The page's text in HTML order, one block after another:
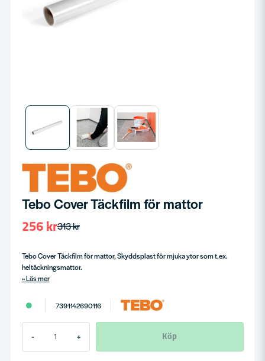
Tebo Cover Täckfilm för mattor
313 kr
256 kr
Tebo Cover Täckfilm för mattor, Skyddsplast för mjuka ytor som t.ex.
heltäckningsmattor.
Läs mer
7391142690116
- + Köp